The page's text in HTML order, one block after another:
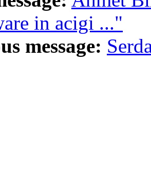
in acigi ..."
message: